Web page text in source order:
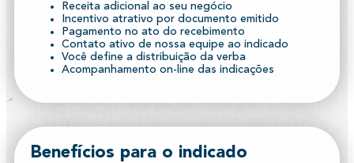
Receita adicional ao seu negócio
Incentivo atrativo por documento emitido
Pagamento no ato do recebimento
Contato ativo de nossa equipe ao indicado
Você define a distribuição da verba
Acompanhamento on-line das indicações
Benefícios para o indicado